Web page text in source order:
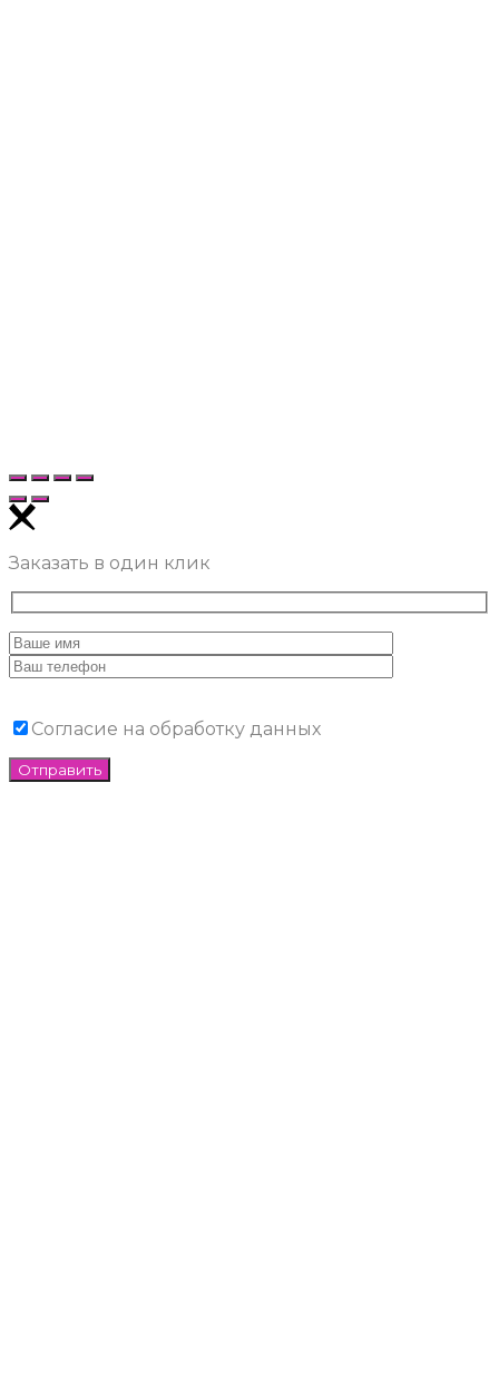
Заказать в один клик
Согласие на обработку данных